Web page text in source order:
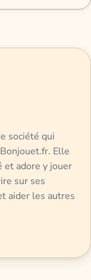
société qui
Elle
et adore y jouer
sur ses
aider les autres